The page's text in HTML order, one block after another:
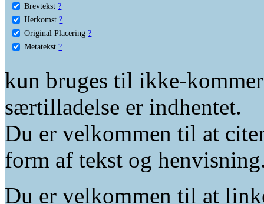
Brevtekst ?
Herkomst ?
Original Placering ?
Metatekst ?
kun bruges til ikke-
særtilladelse er indhentet.
Du er velkommen til at
form af tekst og
Du er velkommen til at